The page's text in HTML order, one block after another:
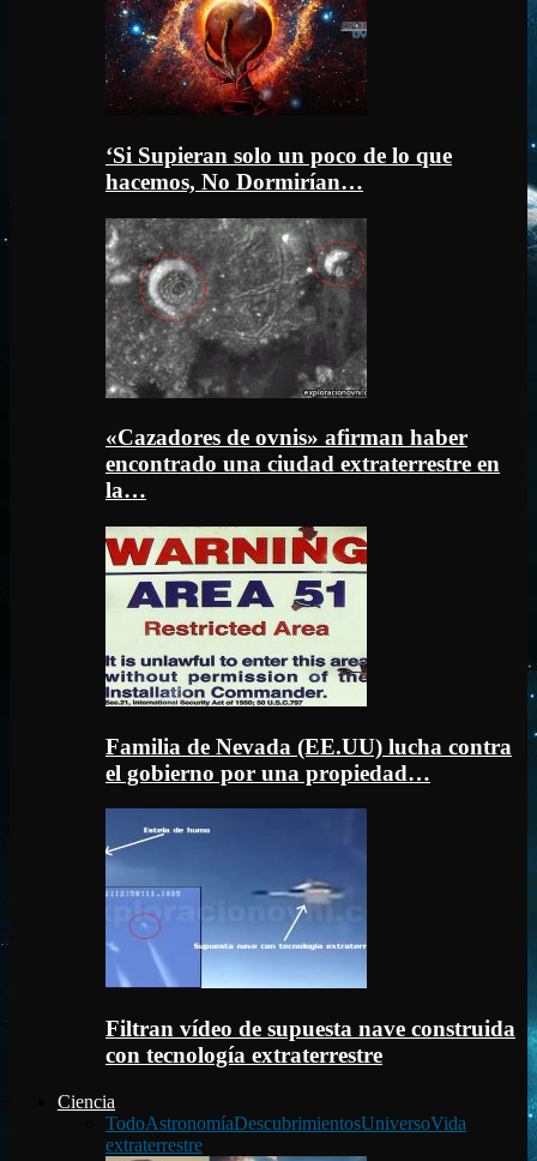
‘Si Supieran solo un poco de lo que
hacemos, No Dormirían…
«Cazadores de ovnis» afirman haber
encontrado una ciudad extraterrestre en
la…
Familia de Nevada (EE.UU) lucha contra
el gobierno por una propiedad…
Filtran vídeo de supuesta nave construida
con tecnología extraterrestre
Ciencia
TodoAstronomíaDescubrimientosUniversoVida
extraterrestre